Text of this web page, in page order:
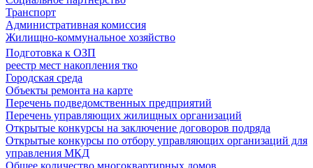
Транспорт
Административная комиссия
Жилищно-коммунальное хозяйство
Подготовка к ОЗП
реестр мест накопления тко
Городская среда
Объекты ремонта на карте
Перечень подведомственных предприятий
Перечень управляющих жилищных организаций
Открытые конкурсы на заключение договоров подряда
Открытые конкурсы по отбору управляющих организаций для
управления МКД
Общее количество многоквартирных домов